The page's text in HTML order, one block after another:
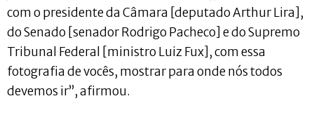
com o presidente da Câmara [deputado Arthur Lira],
do Senado [senador Rodrigo Pacheco] e do Supremo
Tribunal Federal [ministro Luiz Fux], com essa
fotografia de vocês, mostrar para onde nós todos
devemos ir”, afirmou.